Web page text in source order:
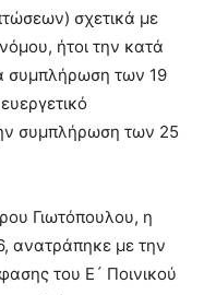
σχετικά με
ήτοι την κατά
συμπλήρωση των 19
συμπλήρωση των 25
Γιωτόπουλου, η
ανατράπηκε με την
του Ε´ Ποινικού